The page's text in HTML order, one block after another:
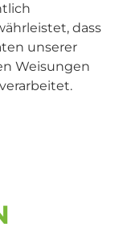
dass
unserer
Weisungen